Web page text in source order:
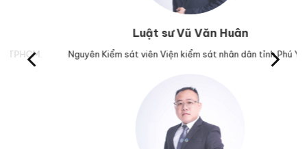
Luật sư Vũ Văn Huân
Nguyên Kiểm sát viên Viện kiểm sát nhân dân tỉnh Phú Yên.